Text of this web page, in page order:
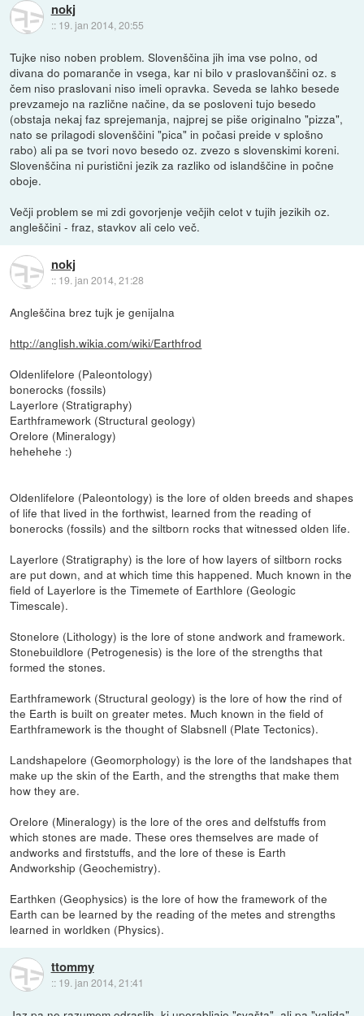
nokj
:: 19. jan 2014, 20:55
Tujke niso noben problem. Slovenščina jih ima vse polno, od
divana do pomaranče in vsega, kar ni bilo v praslovanščini oz. s
čem niso praslovani niso imeli opravka. Seveda se lahko besede
prevzamejo na različne načine, da se posloveni tujo besedo
(obstaja nekaj faz sprejemanja, najprej se piše originalno "pizza",
nato se prilagodi slovenščini "pica" in počasi preide v splošno
rabo) ali pa se tvori novo besedo oz. zvezo s slovenskimi koreni.
Slovenščina ni puristični jezik za razliko od islandščine in počne
oboje.
Večji problem se mi zdi govorjenje večjih celot v tujih jezikih oz.
angleščini - fraz, stavkov ali celo več.
nokj
:: 19. jan 2014, 21:28
Angleščina brez tujk je genijalna
http://anglish.wikia.com/wiki/Earthfrod
Oldenlifelore (Paleontology)
bonerocks (fossils)
Layerlore (Stratigraphy)
Earthframework (Structural geology)
Orelore (Mineralogy)
hehehehe :)
Oldenlifelore (Paleontology) is the lore of olden breeds and shapes
of life that lived in the forthwist, learned from the reading of
bonerocks (fossils) and the siltborn rocks that witnessed olden life.
Layerlore (Stratigraphy) is the lore of how layers of siltborn rocks
are put down, and at which time this happened. Much known in the
field of Layerlore is the Timemete of Earthlore (Geologic
Timescale).
Stonelore (Lithology) is the lore of stone andwork and framework.
Stonebuildlore (Petrogenesis) is the lore of the strengths that
formed the stones.
Earthframework (Structural geology) is the lore of how the rind of
the Earth is built on greater metes. Much known in the field of
Earthframework is the thought of Slabsnell (Plate Tectonics).
Landshapelore (Geomorphology) is the lore of the landshapes that
make up the skin of the Earth, and the strengths that make them
how they are.
Orelore (Mineralogy) is the lore of the ores and delfstuffs from
which stones are made. These ores themselves are made of
andworks and firststuffs, and the lore of these is Earth
Andworkship (Geochemistry).
Earthken (Geophysics) is the lore of how the framework of the
Earth can be learned by the reading of the metes and strengths
learned in worldken (Physics).
ttommy
:: 19. jan 2014, 21:41